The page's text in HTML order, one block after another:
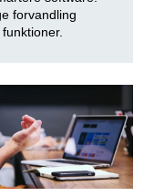
forvandling